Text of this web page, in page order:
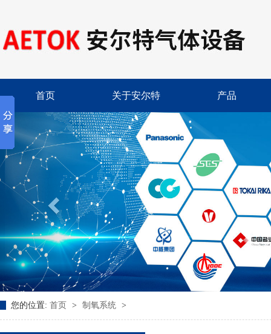
首页 关于安尔特 产品
您的位置: 首页 > 制氧系统 >